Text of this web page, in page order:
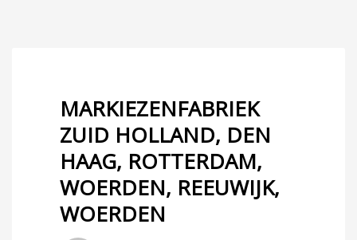
MARKIEZENFABRIEK
ZUID HOLLAND, DEN
HAAG, ROTTERDAM,
WOERDEN, REEUWIJK,
WOERDEN